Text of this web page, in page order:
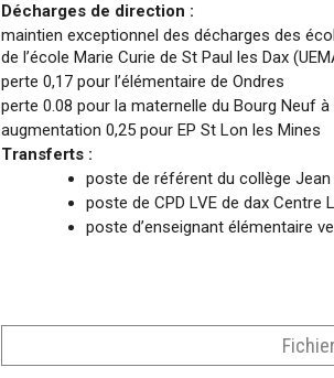
Décharges de direction :
maintien exceptionnel des décharges des
de l’école Marie Curie de St Paul les Dax
perte 0,17 pour l’élémentaire de Ondres
perte 0.08 pour la maternelle du Bourg Neuf à
augmentation 0,25 pour EP St Lon les Mines
Transferts :
poste de référent du collège
poste de CPD LVE de dax Centre
poste d’enseignant élémentaire